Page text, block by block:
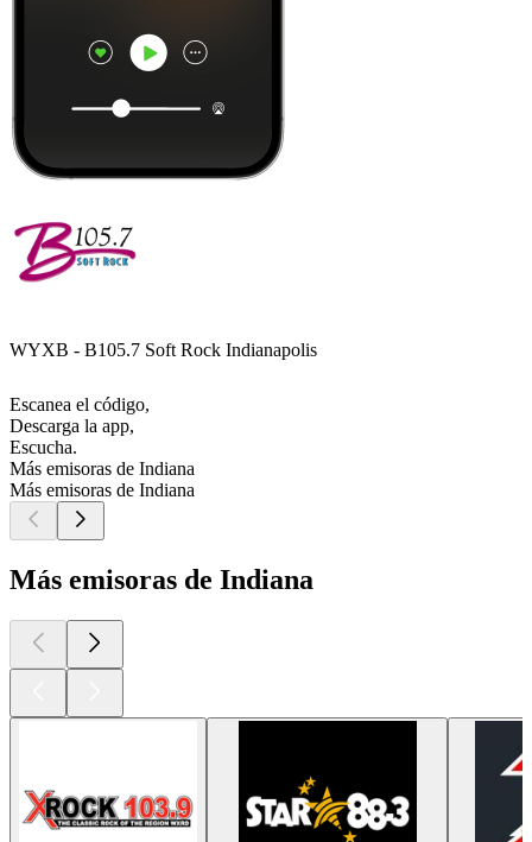
WYXB - B105.7 Soft Rock Indianapolis
Escanea el código,
Descarga la app,
Escucha.
Más emisoras de Indiana
Más emisoras de Indiana
Más emisoras de Indiana